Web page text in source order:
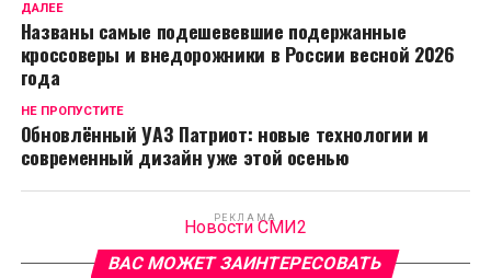
ДАЛЕЕ
Названы самые подешевевшие подержанные
кроссоверы и внедорожники в России весной 2026
года
НЕ ПРОПУСТИТЕ
Обновлённый УАЗ Патриот: новые технологии и
современный дизайн уже этой осенью
РЕКЛАМА
Новости СМИ2
ВАС МОЖЕТ ЗАИНТЕРЕСОВАТЬ